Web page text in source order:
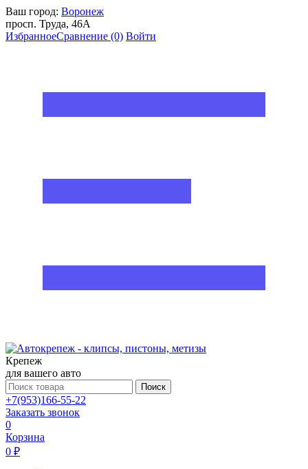
Ваш город: Воронеж
просп. Труда, 46А
ИзбранноеСравнение (0) Войти
Крепеж
для вашего авто
Поиск
+7(953)166-55-22
Заказать звонок
0
Корзина
0 ₽